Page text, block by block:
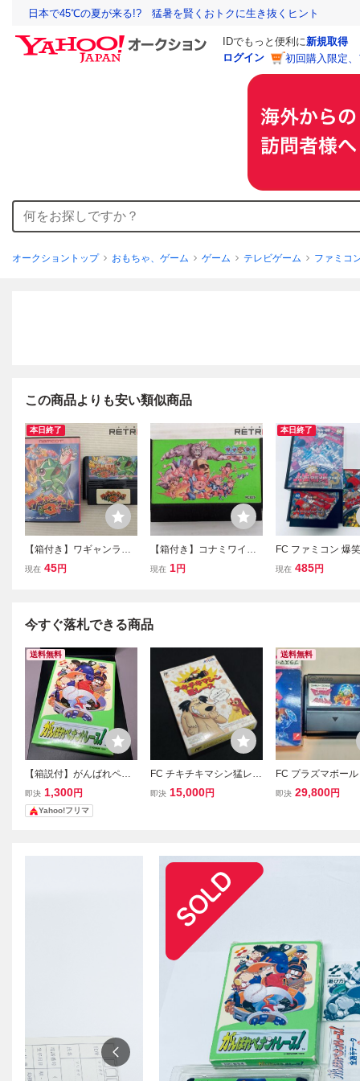
日本で45℃の夏が来る!? 猛暑を賢くおトクに生き抜くヒント
IDでもっと便利に新規取得
ログイン
初回購入限定
オークショントップ おもちゃ、ゲーム ゲーム テレビゲーム ファミコ
この商品よりも安い類似商品
本日終了
【箱付き】ワギャンラン
ド3 ファミコン FC
現在 45円
【箱付き】コナミワイワ
イワールド ファミコン F
現在 1円
本日終了
FC ファミコン 爆
劇場３ ソフト 箱説
現在 485円
今すぐ落札できる商品
送料無料
【箱説付】がんばれペナ
ントレース ファミコン F
C
即決 1,300円
Yahoo!フリマ
FC チキチキマシン猛レー
ス 箱付 取説付 ファミコ
即決 15,000円
送料無料
FC プラズマボー
CO 箱説付 ファミ
即決 29,800円